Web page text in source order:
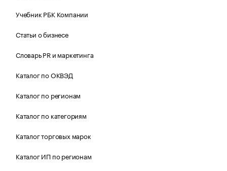
Учебник РБК Компании
Статьи о бизнесе
Словарь PR и маркетинга
Каталог по ОКВЭД
Каталог по регионам
Каталог по категориям
Каталог торговых марок
Каталог ИП по регионам